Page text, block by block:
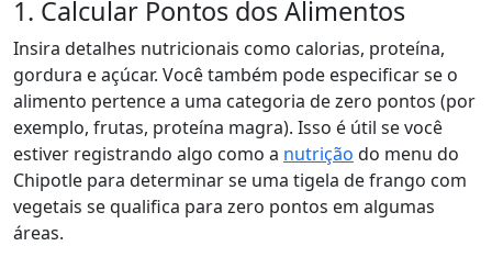
1. Calcular Pontos dos Alimentos
Insira detalhes nutricionais como calorias, proteína,
gordura e açúcar. Você também pode especificar se o
alimento pertence a uma categoria de zero pontos (por
exemplo, frutas, proteína magra). Isso é útil se você
estiver registrando algo como a nutrição do menu do
Chipotle para determinar se uma tigela de frango com
vegetais se qualifica para zero pontos em algumas
áreas.